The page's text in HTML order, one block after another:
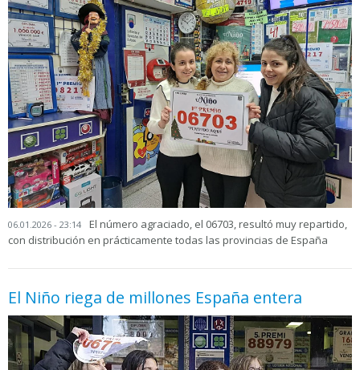
06.01.2026 - 23:14
El número agraciado, el 06703, resultó muy repartido,
con distribución en prácticamente todas las provincias de España
El Niño riega de millones España entera